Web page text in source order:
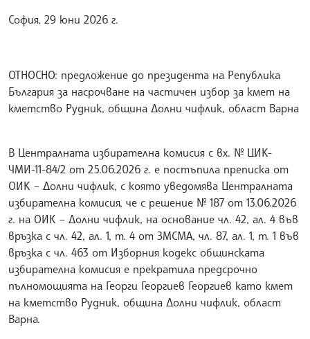
София, 29 юни 2026 г.
ОТНОСНО: предложение до президента на Република
България за насрочване на частичен избор за кмет на
кметство Рудник, община Долни чифлик, област Варна
В Централната избирателна комисия с вх. № ЦИК-
ЧМИ-11-84/2 от 25.06.2026 г. е постъпила преписка от
ОИК – Долни чифлик, с която уведомява Централната
избирателна комисия, че с решение № 187 от 13.06.2026
г. на ОИК – Долни чифлик, на основание чл. 42, ал. 4 във
връзка с чл. 42, ал. 1, т. 4 от ЗМСМА, чл. 87, ал. 1, т. 1 във
връзка с чл. 463 от Изборния кодекс общинската
избирателна комисия е прекратила предсрочно
пълномощията на Георги Георгиев Георгиев като кмет
на кметство Рудник, община Долни чифлик, област
Варна.